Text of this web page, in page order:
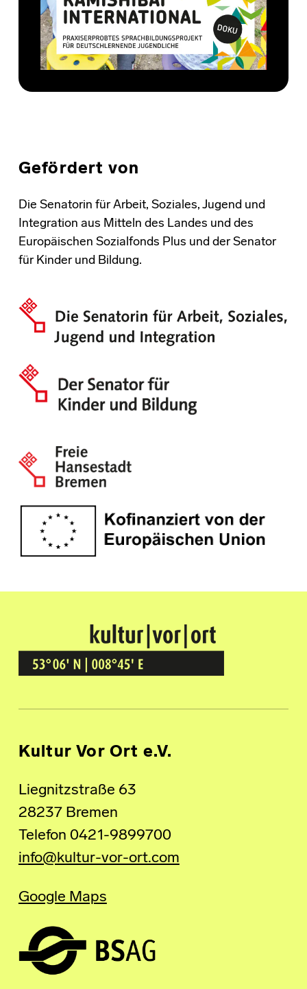
Gefördert von
Die Senatorin für Arbeit, Soziales, Jugend und
Integration aus Mitteln des Landes und des
Europäischen Sozialfonds Plus und der Senator
für Kinder und Bildung.
Kultur Vor Ort
BREMEN GRÖPELINGEN
Kultur Vor Ort e.V.
Liegnitzstraße 63
28237 Bremen
Telefon 0421-9899700
info@kultur-vor-ort.com
Google Maps